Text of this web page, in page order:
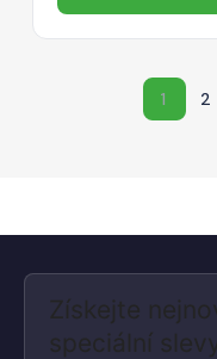
1 2
Získejte
speciální